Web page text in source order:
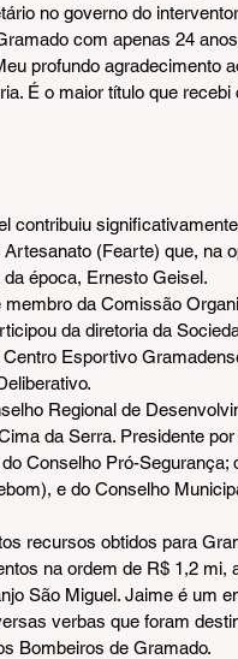
no governo do
com apenas 24
profundo agradecimento
É o maior título que recebi
contribuiu
(Fearte) que, na
época, Ernesto Geisel.
da Comissão
da diretoria da
Esportivo
Regional de
da Serra. Presidente
Conselho Pró-Segurança;
e do Conselho
recursos obtidos para
na ordem de R$ 1,2 mi,
São Miguel. Jaime é um
verbas que foram
Bombeiros de Gramado.